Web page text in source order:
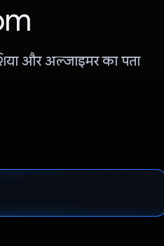
और अल्जाइमर का पता